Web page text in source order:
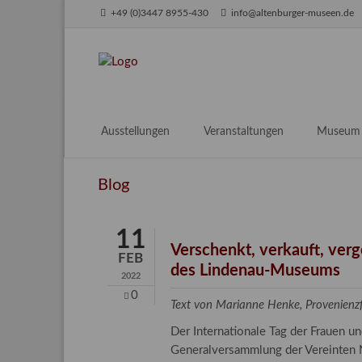
+49 (0)3447 8955-430 info@altenburger-museen.de
Ausstellungen
Aktuell
Veranstaltungen Museum
Digitales
Team
Blog
11
FEB
2022
0
Verschenkt, verkauft,
des Lindenau-Museums
Text von Marianne Henke,
Der Internationale Tag der Frauen
Generalversammlung der